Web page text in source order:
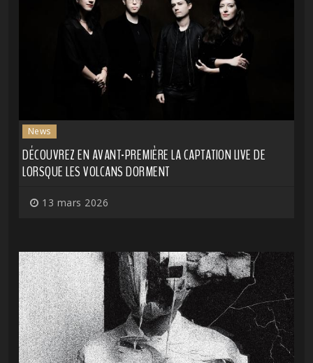
News
DÉCOUVREZ EN AVANT-PREMIÈRE LA CAPTATION LIVE DE
LORSQUE LES VOLCANS DORMENT
13 mars 2026